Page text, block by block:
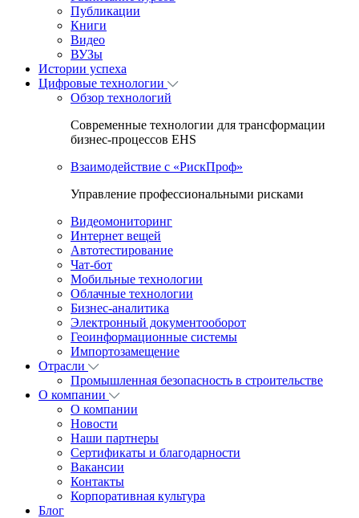
Публикации
Книги
Видео
ВУЗы
Истории успеха
Цифровые технологии
Обзор технологий
Современные технологии для трансформации
бизнес-процессов EHS
Взаимодействие с «РискПроф»
Управление профессиональными рисками
Видеомониторинг
Интернет вещей
Автотестирование
Чат-бот
Мобильные технологии
Облачные технологии
Бизнес-аналитика
Электронный документооборот
Геоинформационные системы
Импортозамещение
Отрасли
Промышленная безопасность в строительстве
О компании
О компании
Новости
Наши партнеры
Сертификаты и благодарности
Вакансии
Контакты
Корпоративная культура
Блог